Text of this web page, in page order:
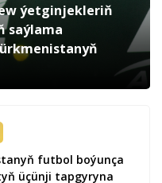
ýetginjekleriň
saýlama
futbol boýunça
üçünji tapgyryna